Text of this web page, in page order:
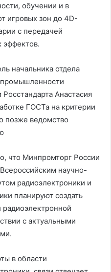
обучении и в
игровых зон до 4D-
с передачей
эффектов.
начальника отдела
промышленности
Анастасия
ГОСТа на критерии
позже ведомство
что Минпромторг России
научно-
радиоэлектроники и
планируют создать
с актуальными
в области